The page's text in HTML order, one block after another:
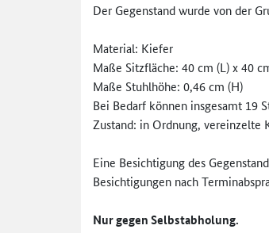
Der Gegenstand wurde von der
Material: Kiefer
Maße Sitzfläche: 40 cm (L) x 40
Maße Stuhlhöhe: 0,46 cm (H)
Bei Bedarf können insgesamt 19
Zustand: in Ordnung, vereinzelte
Eine Besichtigung des
Besichtigungen nach
Nur gegen Selbstabholung.